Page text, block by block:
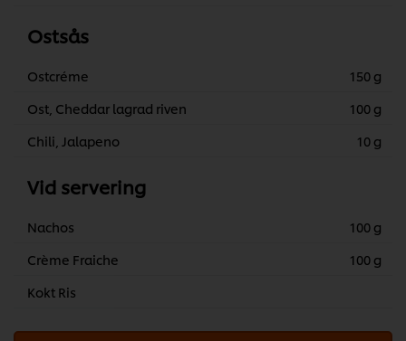
Ostsås
Ostcréme
150 g
Ost, Cheddar lagrad riven
100 g
Chili, Jalapeno
10 g
Vid servering
Nachos
100 g
Crème Fraiche
100 g
Kokt Ris